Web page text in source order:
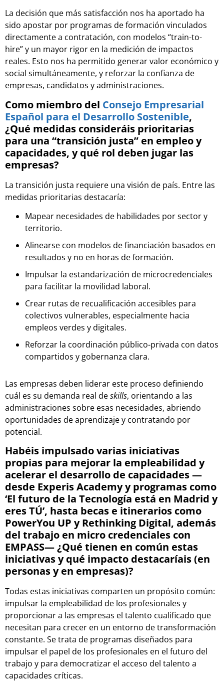
La decisión que más satisfacción nos ha aportado ha
sido apostar por programas de formación vinculados
directamente a contratación, con modelos “train-to-
hire” y un mayor rigor en la medición de impactos
reales. Esto nos ha permitido generar valor económico y
social simultáneamente, y reforzar la confianza de
empresas, candidatos y administraciones.
Como miembro del Consejo Empresarial
Español para el Desarrollo Sostenible,
¿Qué medidas consideráis prioritarias
para una “transición justa” en empleo y
capacidades, y qué rol deben jugar las
empresas?
La transición justa requiere una visión de país. Entre las
medidas prioritarias destacaría:
Mapear necesidades de habilidades por sector y
territorio.
Alinearse con modelos de financiación basados en
resultados y no en horas de formación.
Impulsar la estandarización de microcredenciales
para facilitar la movilidad laboral.
Crear rutas de recualificación accesibles para
colectivos vulnerables, especialmente hacia
empleos verdes y digitales.
Reforzar la coordinación público-privada con datos
compartidos y gobernanza clara.
Las empresas deben liderar este proceso definiendo
cuál es su demanda real deskills, orientando a las
administraciones sobre esas necesidades, abriendo
oportunidades de aprendizaje y contratando por
potencial.
Habéis impulsado varias iniciativas
propias para mejorar la empleabilidad y
acelerar el desarrollo de capacidades —
desde Experis Academy y programas como
‘El futuro de la Tecnología está en Madrid y
eres TÚ’, hasta becas e itinerarios como
PowerYou UP y Rethinking Digital, además
del trabajo en micro credenciales con
EMPASS— ¿Qué tienen en común estas
iniciativas y qué impacto destacaríais (en
personas y en empresas)?
Todas estas iniciativas comparten un propósito común:
impulsar la empleabilidad de los profesionales y
proporcionar a las empresas el talento cualificado que
necesitan para crecer en un entorno de transformación
constante. Se trata de programas diseñados para
impulsar el papel de los profesionales en el futuro del
trabajo y para democratizar el acceso del talento a
capacidades críticas.